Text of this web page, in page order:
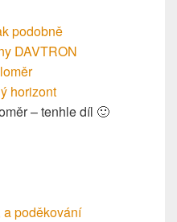
podobně
DAVTRON
horizont
– tenhle díl 🙂
a poděkování